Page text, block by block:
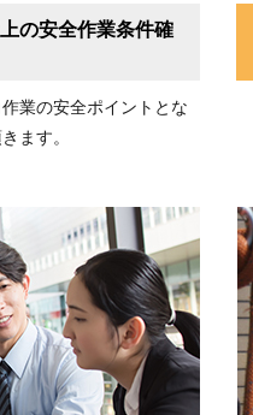
の安全作業条件確
業の安全ポイントとな
ます。